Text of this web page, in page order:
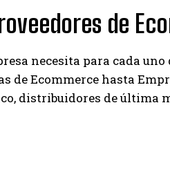
de
necesita para cada
de Ecommerce hasta
distribuidores de última